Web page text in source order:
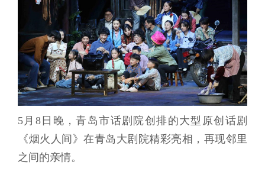
5月8日晚，青岛市话剧院创排的大型原创话剧
《烟火人间》在青岛大剧院精彩亮相，再现邻里
之间的亲情。